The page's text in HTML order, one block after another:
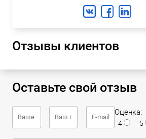
Отзывы клиентов
Оставьте свой отзыв
Оценка:
4
5